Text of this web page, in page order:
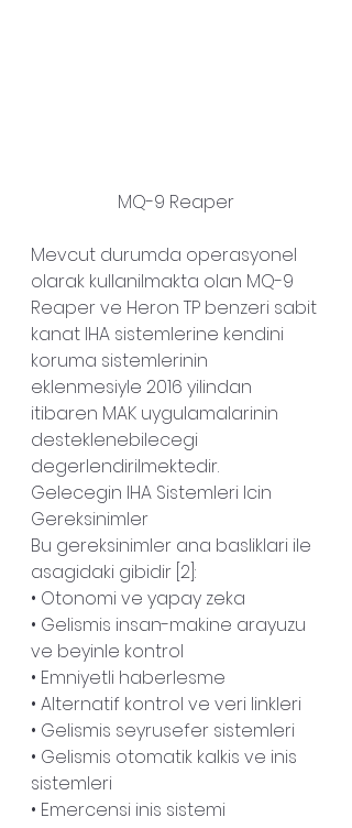
MQ-9 Reaper
Mevcut durumda operasyonel
olarak kullanilmakta olan MQ-9
Reaper ve Heron TP benzeri sabit
kanat IHA sistemlerine kendini
koruma sistemlerinin
eklenmesiyle 2016 yilindan
itibaren MAK uygulamalarinin
desteklenebilecegi
degerlendirilmektedir.
Gelecegin IHA Sistemleri Icin
Gereksinimler
Bu gereksinimler ana basliklari ile
asagidaki gibidir [2]:
• Otonomi ve yapay zeka
• Gelismis insan-makine arayuzu
ve beyinle kontrol
• Emniyetli haberlesme
• Alternatif kontrol ve veri linkleri
• Gelismis seyrusefer sistemleri
• Gelismis otomatik kalkis ve inis
sistemleri
• Emercensi inis sistemi